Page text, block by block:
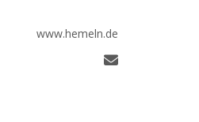
www.hemeln.de